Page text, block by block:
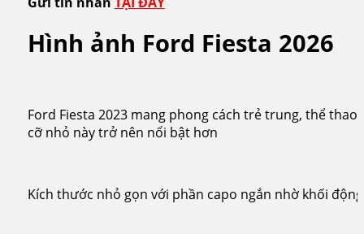
Hình ảnh Ford Fiesta 2026
Ford Fiesta 2023 mang phong cách trẻ trung, thể
cỡ nhỏ này trở nên nổi bật hơn
Kích thước nhỏ gọn với phần capo ngắn nhờ khối